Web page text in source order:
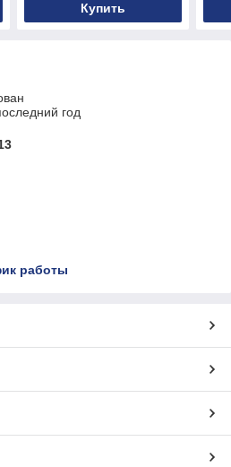
Купить
год
работы